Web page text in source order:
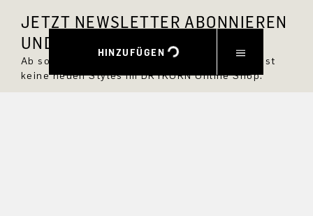
HINZUFÜGEN
JETZT NEWSLETTER ABONNIEREN
UND 10 % RABATT SICHERN.
Ab sofort bist Du immer up to date und verpasst
keine neuen Styles im DRYKORN Online Shop.